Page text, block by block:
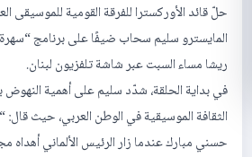
حلّ قائد الأوركسترا للفرقة القومية للموسيقى
المايسترو سليم سحاب ضيفًا على برنامج
ريشا مساء السبت عبر شاشة تلفزيون لبنان.
في بداية الحلقة، شدّد سليم على أهمية النهوض
الثقافة الموسيقية في الوطن العربي، حيث قال:
حسني مبارك عندما زار الرئيس الألماني